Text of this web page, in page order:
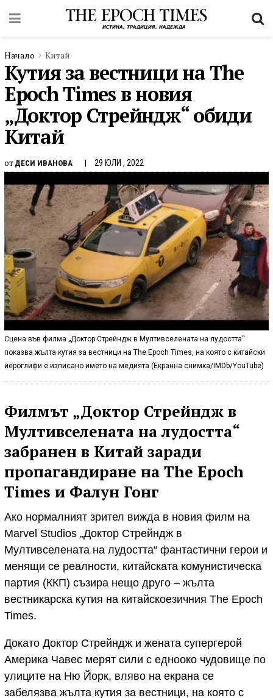
Начало Китай
Кутия за вестници на The
Epoch Times в новия
„Доктор Стрейндж“ обиди
Китай
от ДЕСИ ИВАНОВА 29 ЮЛИ , 2022
Сцена във филма „Доктор Стрейндж в Мултивселената на лудостта“
показва жълта кутия за вестници на The Epoch Times, на която с китайски
йероглифи е изписано името на медията (Екранна снимка/IMDb/YouTube)
Филмът „Доктор Стрейндж в
Мултивселената на лудостта“
забранен в Китай заради
пропагандиране на The Epoch
Times и Фалун Гонг
Ако нормалният зрител вижда в новия филм на
Marvel Studios „Доктор Стрейндж в
Мултивселената на лудостта“ фантастични герои и
менящи се реалности, китайската комунистическа
партия (ККП) съзира нещо друго – жълта
вестникарска кутия на китайскоезичния The Epoch
Times.
Докато Доктор Стрейндж и жената супергерой
Америка Чавес мерят сили с еднооко чудовище по
улиците на Ню Йорк, вляво на екрана се
забелязва жълта кутия за вестници, на която с